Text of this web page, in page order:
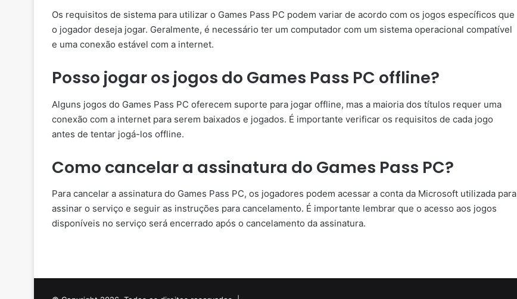
Os requisitos de sistema para utilizar o Games Pass PC podem variar de acordo com os jogos específicos que
o jogador deseja jogar. Geralmente, é necessário ter um computador com um sistema operacional compatível
e uma conexão estável com a internet.
Posso jogar os jogos do Games Pass PC offline?
Alguns jogos do Games Pass PC oferecem suporte para jogar offline, mas a maioria dos títulos requer uma
conexão com a internet para serem baixados e jogados. É importante verificar os requisitos de cada jogo
antes de tentar jogá-los offline.
Como cancelar a assinatura do Games Pass PC?
Para cancelar a assinatura do Games Pass PC, os jogadores podem acessar a conta da Microsoft utilizada para
assinar o serviço e seguir as instruções para cancelamento. É importante lembrar que o acesso aos jogos
disponíveis no serviço será encerrado após o cancelamento da assinatura.